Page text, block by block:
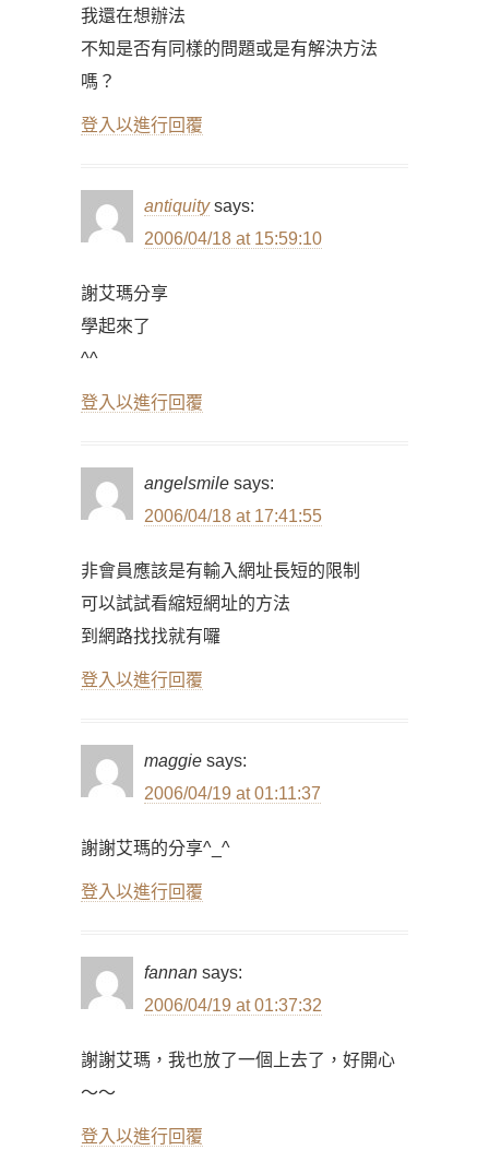
我還在想辦法
不知是否有同樣的問題或是有解決方法
嗎？
登入以進行回覆
antiquity says:
2006/04/18 at 15:59:10
謝艾瑪分享
學起來了
^^
登入以進行回覆
angelsmile says:
2006/04/18 at 17:41:55
非會員應該是有輸入網址長短的限制
可以試試看縮短網址的方法
到網路找找就有囉
登入以進行回覆
maggie says:
2006/04/19 at 01:11:37
謝謝艾瑪的分享^_^
登入以進行回覆
fannan says:
2006/04/19 at 01:37:32
謝謝艾瑪，我也放了一個上去了，好開心
～～
登入以進行回覆